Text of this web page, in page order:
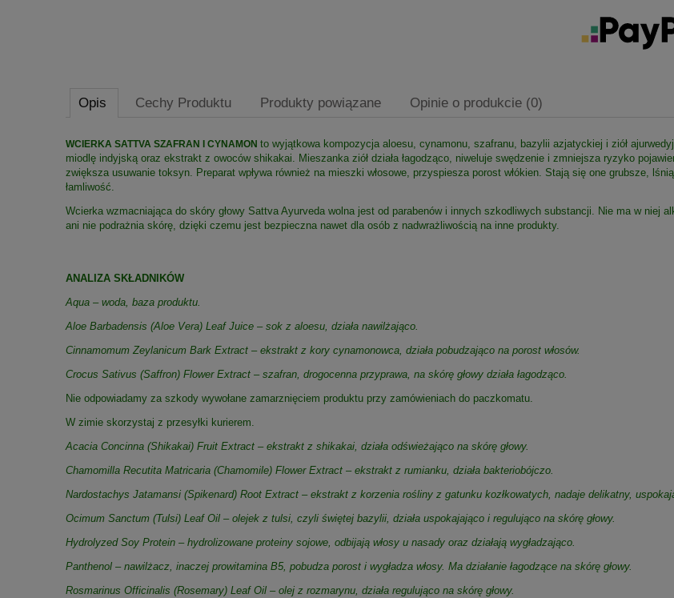
Opis Cechy Produktu Produkty powiązane Opinie o produkcie (0)
WCIERKA SATTVA SZAFRAN I CYNAMON to wyjątkowa kompozycja aloesu, cynamonu, szafranu, bazylii azjatyckiej i ziół
miodlę indyjską oraz ekstrakt z owoców shikakai. Mieszanka ziół działa łagodząco, niweluje swędzenie i zmniejsza ryzyko
zwiększa usuwanie toksyn. Preparat wpływa również na mieszki włosowe, przyspiesza porost włókien. Stają się one grubsze,
łamliwość.
Wcierka wzmacniająca do skóry głowy Sattva Ayurveda wolna jest od parabenów i innych szkodliwych substancji. Nie ma w niej
ani nie podrażnia skórę, dzięki czemu jest bezpieczna nawet dla osób z nadwrażliwością na inne produkty.
ANALIZA SKŁADNIKÓW
Aqua – woda, baza produktu.
Aloe Barbadensis (Aloe Vera) Leaf Juice – sok z aloesu, działa nawilżająco.
Cinnamomum Zeylanicum Bark Extract – ekstrakt z kory cynamonowca, działa pobudzająco na porost włosów.
Crocus Sativus (Saffron) Flower Extract – szafran, drogocenna przyprawa, na skórę głowy działa łagodząco.
Nie odpowiadamy za szkody wywołane zamarznięciem produktu przy zamówieniach do paczkomatu.
W zimie skorzystaj z przesyłki kurierem.
Acacia Concinna (Shikakai) Fruit Extract – ekstrakt z shikakai, działa odświeżająco na skórę głowy.
Chamomilla Recutita Matricaria (Chamomile) Flower Extract – ekstrakt z rumianku, działa bakteriobójczo.
Nardostachys Jatamansi (Spikenard) Root Extract – ekstrakt z korzenia rośliny z gatunku kozłkowatych, nadaje delikatny,
Ocimum Sanctum (Tulsi) Leaf Oil – olejek z tulsi, czyli świętej bazylii, działa uspokajająco i regulująco na skórę głowy.
Hydrolyzed Soy Protein – hydrolizowane proteiny sojowe, odbijają włosy u nasady oraz działają wygładzająco.
Panthenol – nawilżacz, inaczej prowitamina B5, pobudza porost i wygładza włosy. Ma działanie łagodzące na skórę głowy.
Rosmarinus Officinalis (Rosemary) Leaf Oil – olej z rozmarynu, działa regulująco na skórę głowy.